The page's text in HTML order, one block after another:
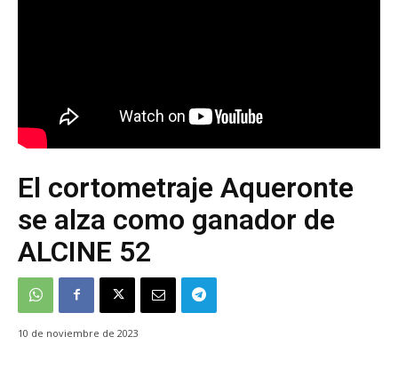
El cortometraje Aqueronte
se alza como ganador de
ALCINE 52
10 de noviembre de 2023